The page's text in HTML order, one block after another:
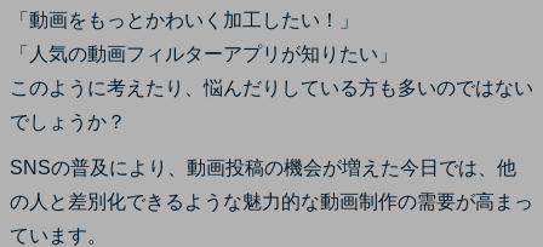
動画編集のコツ
サポート
サポート
カスタマーサポート
ブランド紹介
購入する
検索
「動画をもっとかわいく加工したい！」
「人気の動画フィルターアプリが知りたい」
このように考えたり、悩んだりしている方も多いのではない
でしょうか？
SNSの普及により、動画投稿の機会が増えた今日では、他
の人と差別化できるような魅力的な動画制作の需要が高まっ
ています。